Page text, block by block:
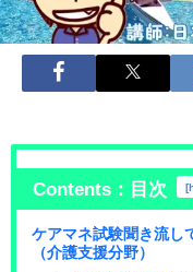
Contents：目次 [
ケアマネ試験聞き流し
（介護支援分野）